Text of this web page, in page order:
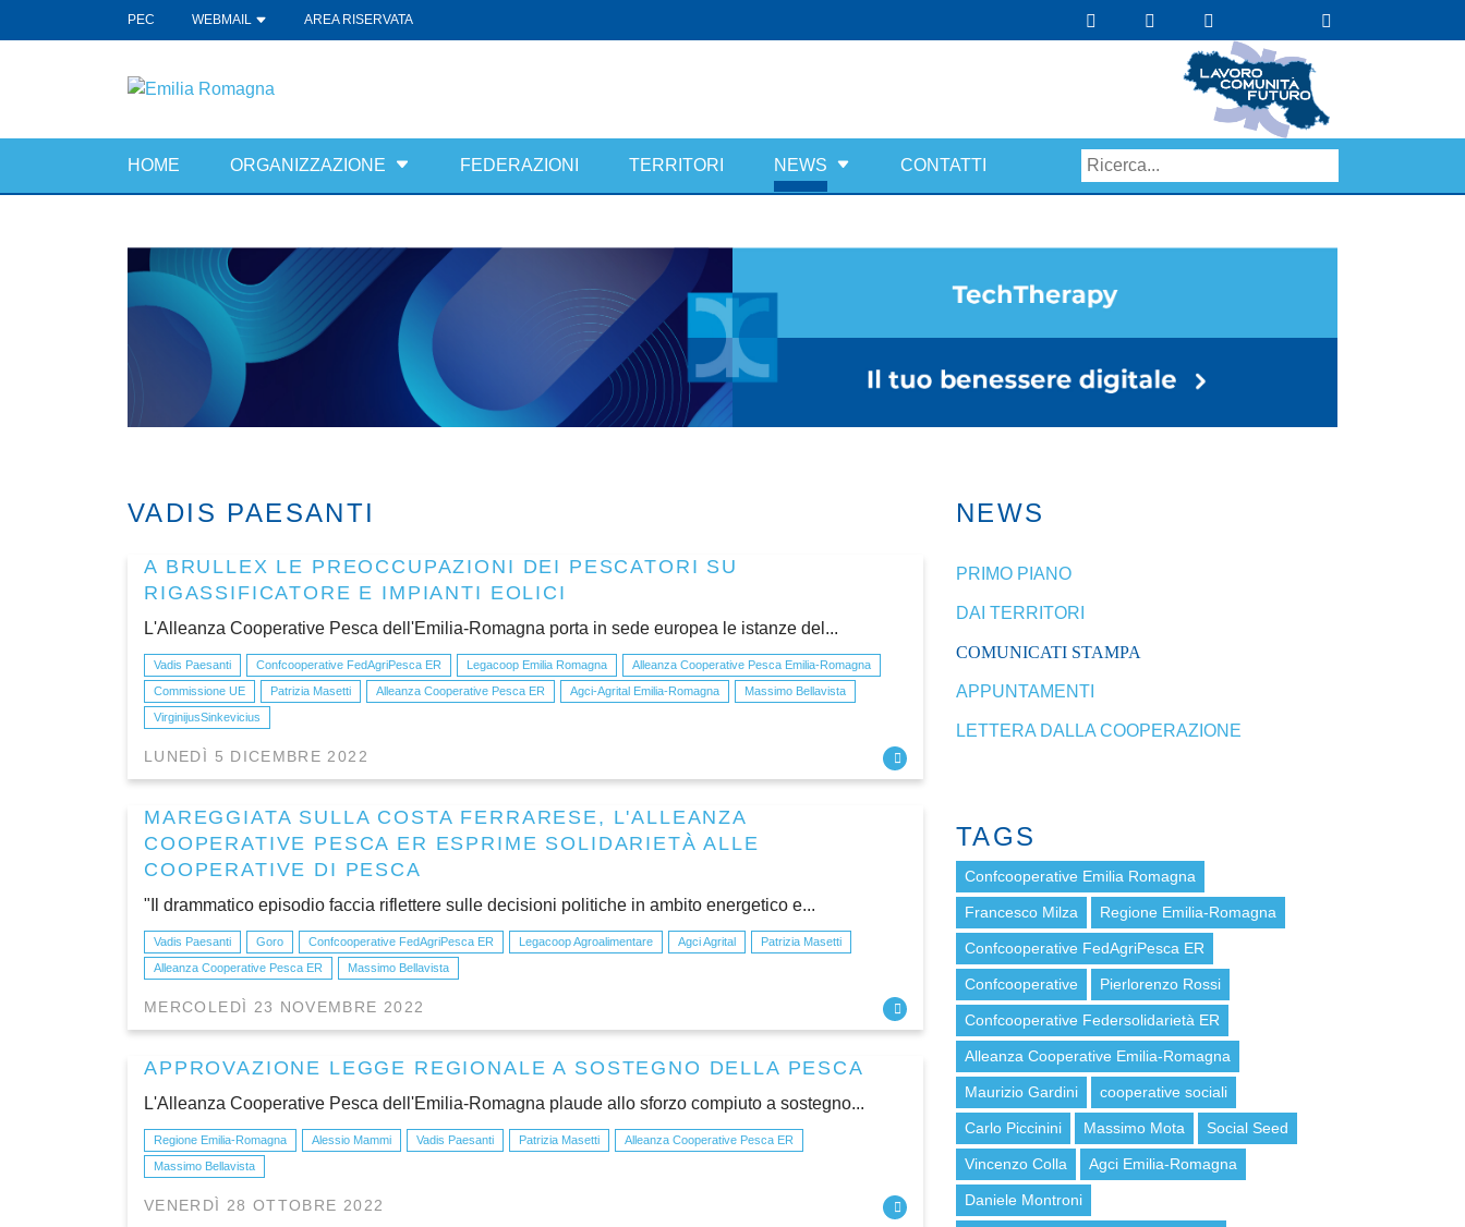
PEC WEBMAIL AREA RISERVATA
HOME ORGANIZZAZIONE FEDERAZIONI TERRITORI NEWS CONTATTI
VADIS PAESANTI
A BRULLEX LE PREOCCUPAZIONI DEI PESCATORI SU
RIGASSIFICATORE E IMPIANTI EOLICI
L'Alleanza Cooperative Pesca dell'Emilia-Romagna porta in sede europea le istanze del...
Vadis Paesanti Confcooperative FedAgriPesca ER Legacoop Emilia Romagna
Alleanza Cooperative Pesca Emilia-Romagna
Commissione UE
Patrizia Masetti Alleanza Cooperative Pesca ER Agci-Agrital Emilia-Romagna
Massimo Bellavista
VirginijusSinkevicius
LUNEDÌ 5 DICEMBRE 2022
MAREGGIATA SULLA COSTA FERRARESE, L'ALLEANZA
COOPERATIVE PESCA ER ESPRIME SOLIDARIETÀ ALLE
COOPERATIVE DI PESCA
"Il drammatico episodio faccia riflettere sulle decisioni politiche in ambito energetico e...
Vadis Paesanti Goro Confcooperative FedAgriPesca ER Legacoop Agroalimentare Agci Agrital
Patrizia Masetti
Alleanza Cooperative Pesca ER
Massimo Bellavista
MERCOLEDÌ 23 NOVEMBRE 2022
APPROVAZIONE LEGGE REGIONALE A SOSTEGNO DELLA PESCA
L'Alleanza Cooperative Pesca dell'Emilia-Romagna plaude allo sforzo compiuto a sostegno...
Regione Emilia-Romagna Alessio Mammi Vadis Paesanti Patrizia Masetti
Alleanza Cooperative Pesca ER
Massimo Bellavista
VENERDÌ 28 OTTOBRE 2022
NEWS
PRIMO PIANO
DAI TERRITORI
COMUNICATI STAMPA
APPUNTAMENTI
LETTERA DALLA COOPERAZIONE
TAGS
Confcooperative Emilia Romagna
Francesco Milza Regione Emilia-Romagna
Confcooperative FedAgriPesca ER
Confcooperative Pierlorenzo Rossi
Confcooperative Federsolidarietà ER
Alleanza Cooperative Emilia-Romagna
Maurizio Gardini cooperative sociali
Carlo Piccinini Massimo Mota Social Seed
Vincenzo Colla Agci Emilia-Romagna
Daniele Montroni